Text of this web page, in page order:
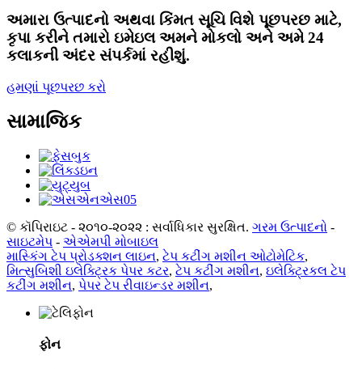
અમારા ઉત્પાદનો અથવા કિંમત સૂચિ વિશે પૂછપરછ માટે,
કૃપા કરીને તમારો ઇમેઇલ અમને મોકલો અને અમે 24
કલાકની અંદર સંપર્કમાં રહીશું.
હમણાં પૂછપરછ કરો
સામાજિક
© કૉપિરાઇટ - ૨૦૧૦-૨૦૨૨ : સર્વાધિકાર સુરક્ષિત. ગરમ ઉત્પાદનો -
સાઇટમેપ - એએમપી મોબાઇલ
માસ્કિંગ ટેપ પ્રોડક્શન લાઇન, ટેપ કટીંગ મશીન ઓટોમેટિક,
મિત્સુબિશી ઇલેક્ટ્રિક પેપર કટર, ટેપ કટીંગ મશીન, ઇલેક્ટ્રિકલ ટેપ
કટીંગ મશીન, પેપર ટેપ રીવાઇન્ડર મશીન,
ફોન